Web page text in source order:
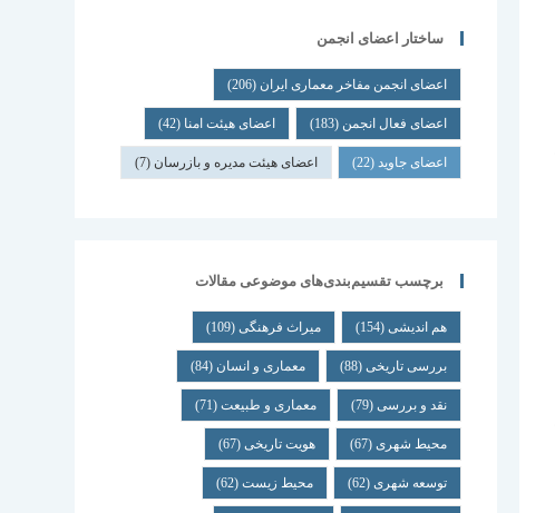
ساختار اعضای انجمن
اعضای انجمن مفاخر معماری ایران (206)
اعضای فعال انجمن (183) اعضای هیئت امنا (42)
اعضای جاوید(22) اعضای هیئت مدیره و بازرسان (7)
برچسب تقسیم‌بندی‌های موضوعی مقالات
هم اندیشی(154) میراث فرهنگی(109)
بررسی تاریخی(88) معماری و انسان (84)
نقد و بررسی(79) معماری و طبیعت(71)
محیط شهری(67) هویت تاریخی(67)
توسعه شهری(62) محیط زیست(62)